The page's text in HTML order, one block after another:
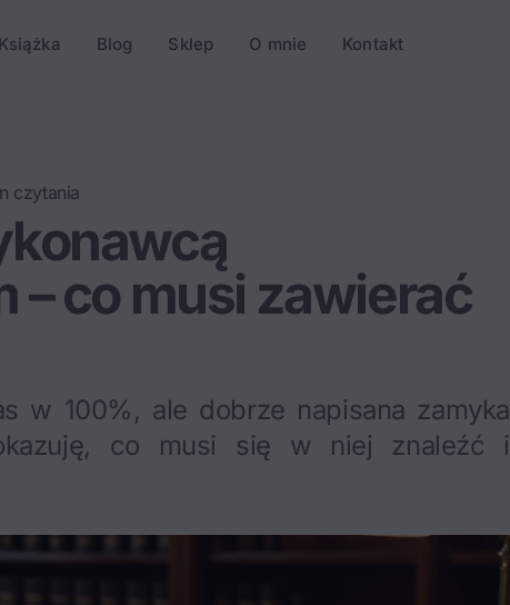
Książka Blog Sklep O mnie Kontakt
czytania
– co musi zawierać
w 100%, ale dobrze napisana zamyka
co musi się w niej znaleźć i